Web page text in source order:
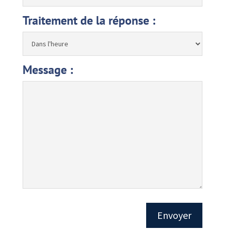
Traitement de la réponse :
Message :